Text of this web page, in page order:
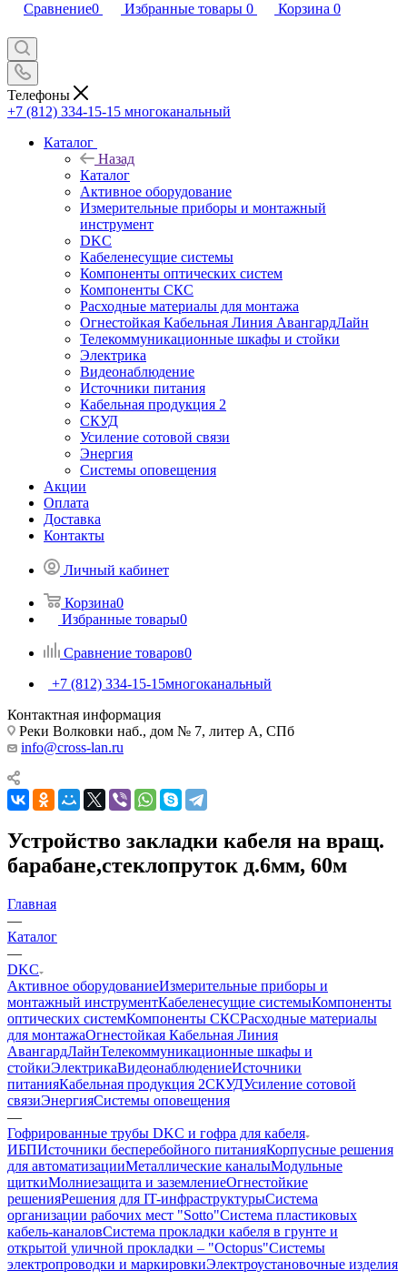
Сравнение0 Избранные товары 0 Корзина 0
Телефоны
+7 (812) 334-15-15 многоканальный
Каталог
Назад
Каталог
Активное оборудование
Измерительные приборы и монтажный
инструмент
DKC
Кабеленесущие системы
Компоненты оптических систем
Компоненты СКС
Расходные материалы для монтажа
Огнестойкая Кабельная Линия АвангардЛайн
Телекоммуникационные шкафы и стойки
Электрика
Видеонаблюдение
Источники питания
Кабельная продукция 2
СКУД
Усиление сотовой связи
Энергия
Системы оповещения
Акции
Оплата
Доставка
Контакты
Личный кабинет
Корзина0
Избранные товары0
Сравнение товаров0
+7 (812) 334-15-15многоканальный
Контактная информация
Реки Волковки наб., дом № 7, литер А, СПб
info@cross-lan.ru
Устройство закладки кабеля на вращ.
барабане,стеклопруток д.6мм, 60м
Главная
—
Каталог
—
DKC
Активное оборудованиеИзмерительные приборы и
монтажный инструментКабеленесущие системыКомпоненты
оптических системКомпоненты СКСРасходные материалы
для монтажаОгнестойкая Кабельная Линия
АвангардЛайнТелекоммуникационные шкафы и
стойкиЭлектрикаВидеонаблюдениеИсточники
питанияКабельная продукция 2СКУДУсиление сотовой
связиЭнергияСистемы оповещения
—
Гофрированные трубы DKC и гофра для кабеля
ИБПИсточники бесперебойного питанияКорпусные решения
для автоматизацииМеталлические каналыМодульные
щиткиМолниезащита и заземлениеОгнестойкие
решенияРешения для IT-инфраструктурыСистема
организации рабочих мест "Sotto"Система пластиковых
кабель-каналовСистема прокладки кабеля в грунте и
открытой уличной прокладки – "Octopus"Системы
электропроводки и маркировкиЭлектроустановочные изделия